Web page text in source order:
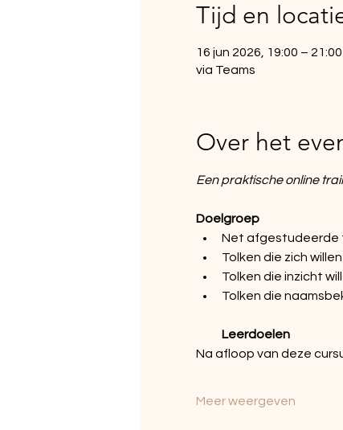
Tijd en
16 jun 2026, 19:00 – 21:00
via Teams
Over het
Een praktische online
Doelgroep
Net afgestudeerde
Tolken die zich
Tolken die inzicht
Tolken die
Leerdoelen
Na afloop van deze
Meer weergeven